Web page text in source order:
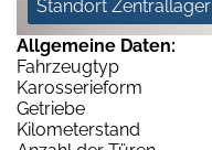
Standort Zentrallager
Allgemeine Daten:
Fahrzeugtyp
Karosserieform
Getriebe
Kilometerstand